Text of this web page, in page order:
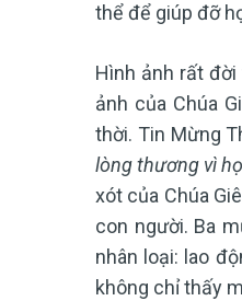
thể để giúp đỡ
Hình ảnh rất
ảnh của Chúa
thời. Tin Mừng
lòng thương vì
xót của Chúa
con người. Ba
nhân loại: lao
không chỉ thấy